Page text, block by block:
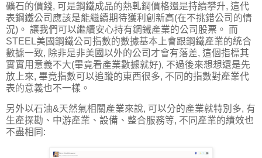
礦石的價錢, 可是鋼鐵成品的熱軋鋼價格還是持續攀升, 這代
表鋼鐵公司應該是能繼續期待獲利創新高(在不挑錯公司的情
況)。 讓我們可以繼續安心持有鋼鐵產業的公司股票。 而
STEEL美國鋼鐵公司指數的數據基本上會跟鋼鐵產業的統合
數據一致, 除非是非美國以外的公司才會有落差, 這個指標其
實實用意義不大(畢竟看產業數據就好), 不過後來想想還是先
放上來, 畢竟指數可以追蹤的東西很多, 不同的指數對產業代
表的意義也不一樣。
另外以石油&天然氣相關產業來說, 可以分的產業就特別多, 有
生產探勘、中游產業、設備、整合服務等, 不同產業的績效也
不盡相同: